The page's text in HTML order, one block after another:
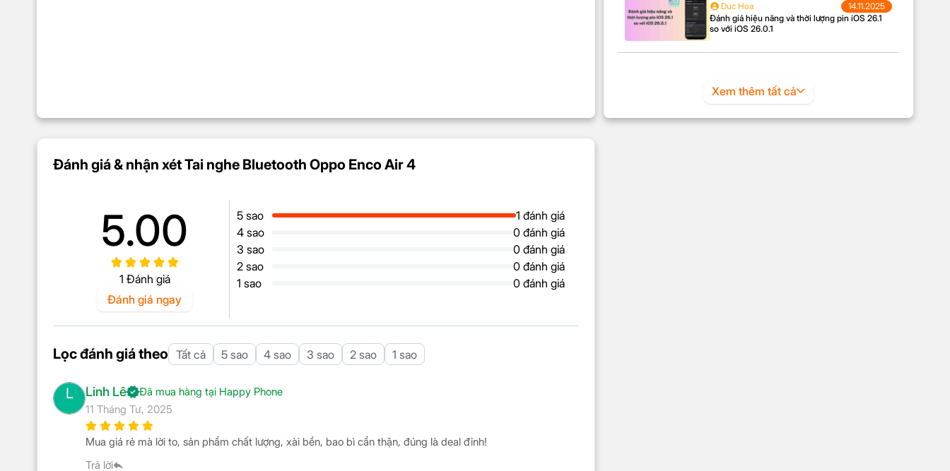
Duc Hoa
14.11.2025
Đánh giá hiệu năng và thời lượng pin iOS 26.1
so với iOS 26.0.1
Xem thêm tất cả
Đánh giá & nhận xét Tai nghe Bluetooth Oppo Enco Air 4
5.00
1 Đánh giá
Đánh giá ngay
5 sao
1 đánh giá
4 sao
0 đánh giá
3 sao
0 đánh giá
2 sao
0 đánh giá
1 sao
0 đánh giá
Lọc đánh giá theo Tất cả 5 sao 4 sao 3 sao 2 sao 1 sao
L Linh Lê
Đã mua hàng tại Happy Phone
11 Tháng Tư, 2025
Mua giá rẻ mà lời to, sản phẩm chất lượng, xài bền, bao bì cẩn thận, đúng là deal đỉnh!
Trả lời